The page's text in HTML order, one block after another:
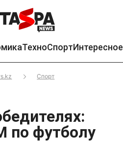
ТехноСпортИнтересное
Спорт
по футболу